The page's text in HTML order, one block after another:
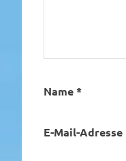
Name*
E-Mail-Adresse